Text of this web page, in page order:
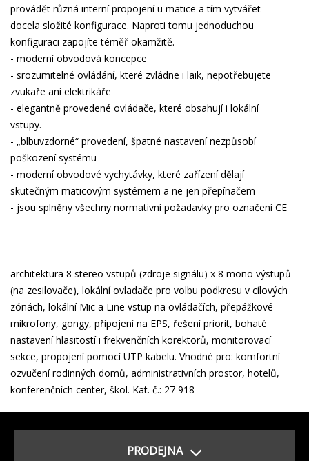
provádět různá interní propojení u matice a tím vytvářet
docela složité konfigurace. Naproti tomu jednoduchou
konfiguraci zapojíte téměř okamžitě.
- moderní obvodová koncepce
- srozumitelné ovládání, které zvládne i laik, nepotřebujete
zvukaře ani elektrikáře
- elegantně provedené ovládače, které obsahují i lokální
vstupy.
- „blbuvzdorné“ provedení, špatné nastavení nezpůsobí
poškození systému
- moderní obvodové vychytávky, které zařízení dělají
skutečným maticovým systémem a ne jen přepínačem
- jsou splněny všechny normativní požadavky pro označení CE
architektura 8 stereo vstupů (zdroje signálu) x 8 mono výstupů
(na zesilovače), lokální ovladače pro volbu podkresu v cílových
zónách, lokální Mic a Line vstup na ovládačích, přepážkové
mikrofony, gongy, připojení na EPS, řešení priorit, bohaté
nastavení hlasitostí i frekvenčních korektorů, monitorovací
sekce, propojení pomocí UTP kabelu. Vhodné pro: komfortní
ozvučení rodinných domů, administrativních prostor, hotelů,
konferenčních center, škol. Kat. č.: 27 918
PRODEJNA